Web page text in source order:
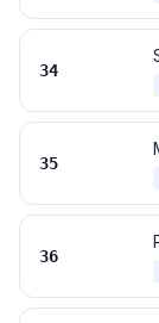
34
35
36